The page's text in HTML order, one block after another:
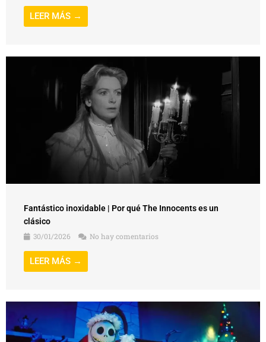
LEER MÁS →
Fantástico inoxidable | Por qué The Innocents es un
clásico
30/01/2026
No hay comentarios
LEER MÁS →